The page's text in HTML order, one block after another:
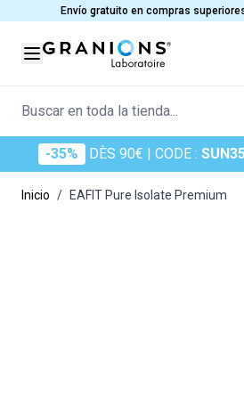
Ir al contenidoEnvío gratuito en compras
Buscar en toda la tienda...
DÈS 90€| CODE :SUN35
Inicio / EAFIT Pure Isolate Premium